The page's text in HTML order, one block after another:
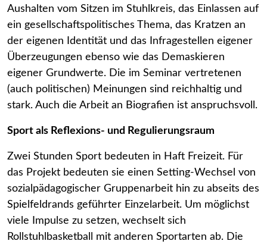
Aushalten vom Sitzen im Stuhlkreis, das Einlassen auf
ein gesellschaftspolitisches Thema, das Kratzen an
der eigenen Identität und das Infragestellen eigener
Überzeugungen ebenso wie das Demaskieren
eigener Grundwerte. Die im Seminar vertretenen
(auch politischen) Meinungen sind reichhaltig und
stark. Auch die Arbeit an Biografien ist anspruchsvoll.
Sport als Reflexions- und Regulierungsraum
Zwei Stunden Sport bedeuten in Haft Freizeit. Für
das Projekt bedeuten sie einen Setting-Wechsel von
sozialpädagogischer Gruppenarbeit hin zu abseits des
Spielfeldrands geführter Einzelarbeit. Um möglichst
viele Impulse zu setzen, wechselt sich
Rollstuhlbasketball mit anderen Sportarten ab. Die